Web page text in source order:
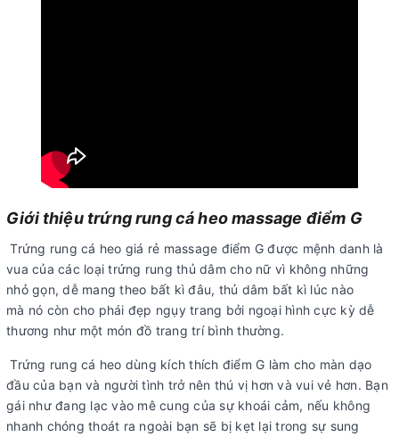
Giới thiệu trứng rung cá heo massage điểm G
Trứng rung cá heo giá rẻ massage điểm G được mệnh danh là
vua của các loại trứng rung thủ dâm cho nữ vì không những
nhỏ gọn, dễ mang theo bất kì đâu, thủ dâm bất kì lúc nào
mà nó còn cho phái đẹp ngụy trang bởi ngoại hình cực kỳ dễ
thương như một món đồ trang trí bình thường.
Trứng rung cá heo dùng kích thích điểm G làm cho màn dạo
đầu của bạn và người tình trở nên thú vị hơn và vui vẻ hơn. Bạn
gái như đang lạc vào mê cung của sự khoái cảm, nếu không
nhanh chóng thoát ra ngoài bạn sẽ bị kẹt lại trong sự sung